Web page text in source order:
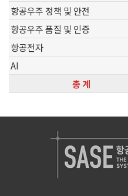
항공우주 정책 및 안전
항공우주 품질 및 인증
항공전자
AI
총 계